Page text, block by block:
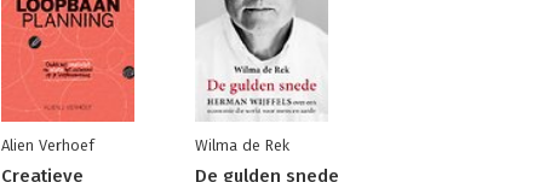
Alien Verhoef
Creatieve
Wilma de Rek
De gulden snede